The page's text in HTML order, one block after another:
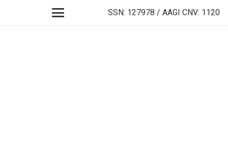
SSN: 127978 / AAGI CNV: 1120